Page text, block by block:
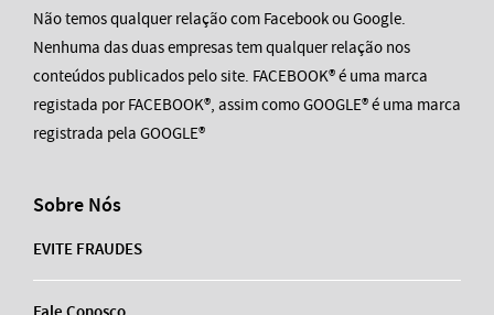
Não temos qualquer relação com Facebook ou Google.
Nenhuma das duas empresas tem qualquer relação nos
conteúdos publicados pelo site. FACEBOOK® é uma marca
registada por FACEBOOK®, assim como GOOGLE® é uma marca
registrada pela GOOGLE®
Sobre Nós
EVITE FRAUDES